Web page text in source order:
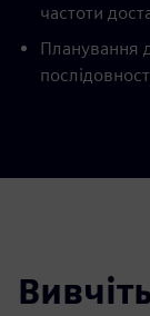
частоти
Планування